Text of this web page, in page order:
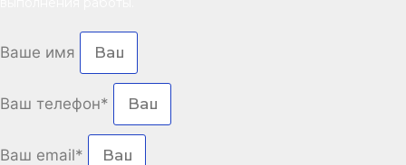
Ваше имя
Ваш телефон*
Ваш email*